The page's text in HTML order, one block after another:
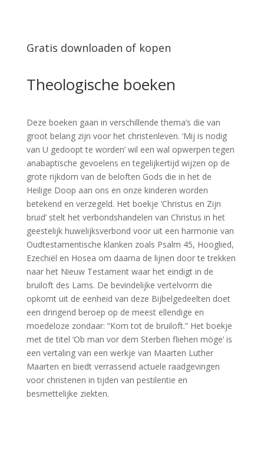
Gratis downloaden of kopen
Theologische boeken
Deze boeken gaan in verschillende thema’s die van
groot belang zijn voor het christenleven. ‘Mij is nodig
van U gedoopt te worden’ wil een wal opwerpen tegen
anabaptische gevoelens en tegelijkertijd wijzen op de
grote rijkdom van de beloften Gods die in het de
Heilige Doop aan ons en onze kinderen worden
betekend en verzegeld. Het boekje ‘Christus en Zijn
bruid’ stelt het verbondshandelen van Christus in het
geestelijk huwelijksverbond voor uit een harmonie van
Oudtestamentische klanken zoals Psalm 45, Hooglied,
Ezechiël en Hosea om daarna de lijnen door te trekken
naar het Nieuw Testament waar het eindigt in de
bruiloft des Lams. De bevindelijke vertelvorm die
opkomt uit de eenheid van deze Bijbelgedeelten doet
een dringend beroep op de meest ellendige en
moedeloze zondaar: “Kom tot de bruiloft.” Het boekje
met de titel ‘Ob man vor dem Sterben fliehen möge’ is
een vertaling van een werkje van Maarten Luther
Maarten en biedt verrassend actuele raadgevingen
voor christenen in tijden van pestilentie en
besmettelijke ziekten.